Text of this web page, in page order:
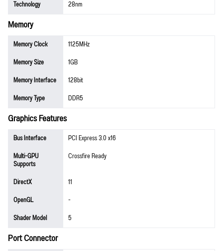
Technology
28nm
Memory
Memory Clock
1125MHz
Memory Size
1GB
Memory Interface
128bit
Memory Type
DDR5
Graphics Features
Bus Interface
PCI Express 3.0 x16
Multi-GPU
Supports
Crossfire Ready
DirectX
11
OpenGL
-
Shader Model
5
Port Connector